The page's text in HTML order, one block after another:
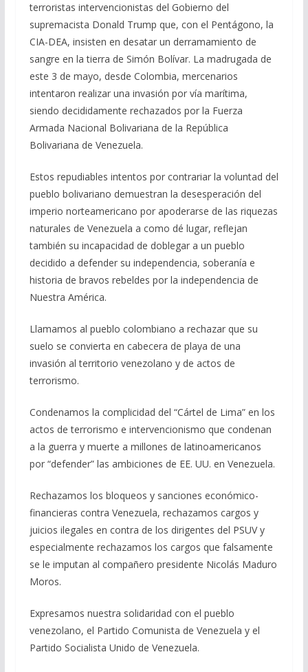
terroristas intervencionistas del Gobierno del
supremacista Donald Trump que, con el Pentágono, la
CIA-DEA, insisten en desatar un derramamiento de
sangre en la tierra de Simón Bolívar. La madrugada de
este 3 de mayo, desde Colombia, mercenarios
intentaron realizar una invasión por vía marítima,
siendo decididamente rechazados por la Fuerza
Armada Nacional Bolivariana de la República
Bolivariana de Venezuela.
Estos repudiables intentos por contrariar la voluntad del
pueblo bolivariano demuestran la desesperación del
imperio norteamericano por apoderarse de las riquezas
naturales de Venezuela a como dé lugar, reflejan
también su incapacidad de doblegar a un pueblo
decidido a defender su independencia, soberanía e
historia de bravos rebeldes por la independencia de
Nuestra América.
Llamamos al pueblo colombiano a rechazar que su
suelo se convierta en cabecera de playa de una
invasión al territorio venezolano y de actos de
terrorismo.
Condenamos la complicidad del “Cártel de Lima” en los
actos de terrorismo e intervencionismo que condenan
a la guerra y muerte a millones de latinoamericanos
por “defender” las ambiciones de EE. UU. en Venezuela.
Rechazamos los bloqueos y sanciones económico-
financieras contra Venezuela, rechazamos cargos y
juicios ilegales en contra de los dirigentes del PSUV y
especialmente rechazamos los cargos que falsamente
se le imputan al compañero presidente Nicolás Maduro
Moros.
Expresamos nuestra solidaridad con el pueblo
venezolano, el Partido Comunista de Venezuela y el
Partido Socialista Unido de Venezuela.